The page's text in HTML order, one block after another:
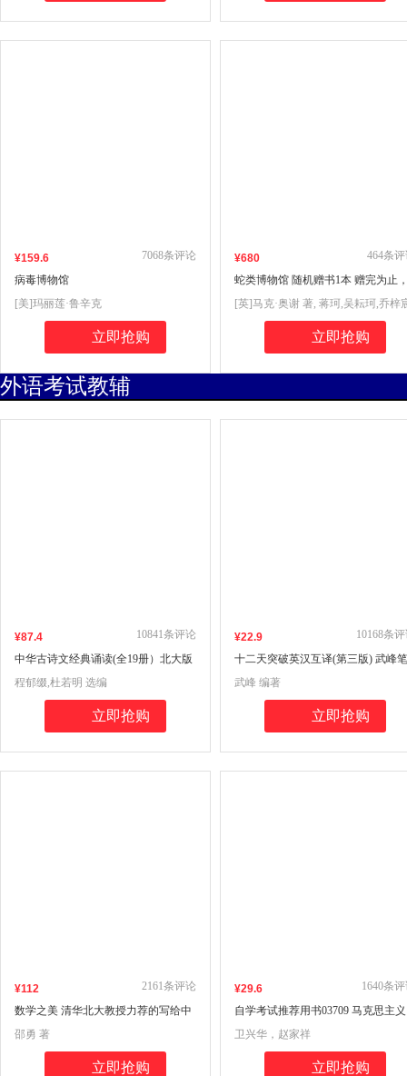
¥159.6
病毒博物馆
7068条评论
[美]玛丽莲·鲁辛克
立即抢购
¥680
蛇类博物馆 随机赠书1本 赠完为止
自然博物馆丛书 世界顶尖蛇类专家
手巨献
464条
[英]马克·奥谢 著, 蒋珂,吴耘珂,乔梓
任金龙 译
立即抢购
外语考试教辅
¥87.4
中华古诗文经典诵读(全19册）北大版
海淀小红书 套书包含:诵读本14册+导
读1册+素养训练1册+北大logo摘抄笔
记本1册+小学古诗词口袋书2册+配音
频+超值赠送16节视频课
10841条评论
程郁缀,杜若明 选编
立即抢购
¥22.9
十二天突破英汉互译(第三版) 武峰笔
译篇新版
10168条
武峰 编著
立即抢购
¥112
数学之美 清华北大教授力荐的写给中
学生的数学思维书、解题书
2161条评论
邵勇 著
立即抢购
¥29.6
自学考试推荐用书03709 马克思主义
基本原理概论自学考试学习读本
年版 卫兴华、赵家祥主编 公共课 附
1640条
卫兴华，赵家祥
立即抢购